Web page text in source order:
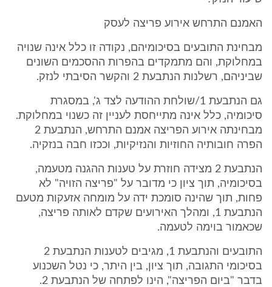
האמנם התרחש אירוע פריצה לעסק
מבחינת התובעים בסיכומיהם, נקודה זו כלל אינה שנויה
במחלוקת, והם מתמקדים בהפרות ההסכמים השונים
שביניהם, רשלנות הנתבעת 2 והקשר הסיבתי לנזק.
גם הנתבעת 1/שולחת ההודעה לצד ג', במסגרת
סיכומיה, כלל אינה מתייחסת לעניין זה כשנוי במחלוקת.
מבחינתה אירוע הפריצה אמנם התרחש, הנתבעת 2
הפרה חובותיה החוזיות והנזיקיות, וככזו חבה בנזקיה.
הנתבעת 2 מצידה חוזרת על טענות ההגנה מטעמה,
בסיכומיה, תוך ציון כי מדובר על "פריצה הזויה" לא
פחות, תוך שהינה סומכת ידה על מומחה אזעקות מטעם
הנתבעת 1, ומהלך האירועים שקדם לאותה פריצה,
שכאמור בוימה לטעמה.
התובעים והנתבעת 1, מגיבים לטענות הנתבעת 2
בסיכומי התגובה, תוך ציון, בין היתר, כי נטל השכנוע
בדבר "ביום הפריצה", הינו לפתחה של הנתבעת 2.